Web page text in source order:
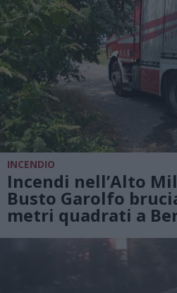
INCENDIO
Incendi nell’Alto
Busto Garolfo
metri quadrati a